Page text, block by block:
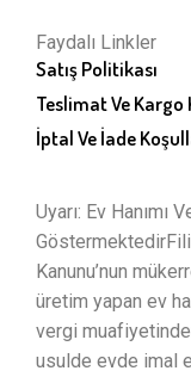
Faydalı Linkler
Satış Politikası
Teslimat Ve Kargo
İptal Ve İade
Uyarı: Ev Hanımı
Kanunu’nun
üretim yapan ev
vergi
usulde evde imal